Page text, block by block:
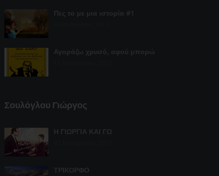
Πες το με μια ιστορία #1
Αγοράζω χρυσό, αφού μπορώ
Σουλόγλου Γιώργος
Η ΓΙΩΡΓΙΑ ΚΑΙ ΓΩ
ΤΡΙΚΟΡΦΟ